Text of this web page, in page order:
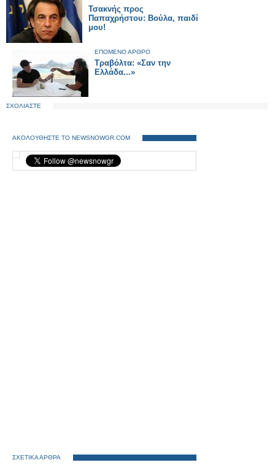
Τσακνής προς
Παπαχρήστου: Βούλα, παιδί
μου!
ΕΠΟΜΕΝΟ ΑΡΘΡΟ
Τραβόλτα: «Σαν την
Ελλάδα...»
ΣΧΟΛΙΑΣΤΕ
ΑΚΟΛΟΥΘΗΣΤΕ ΤΟ NEWSNOWGR.COM
ΣΧΕΤΙΚΑ ΑΡΘΡΑ